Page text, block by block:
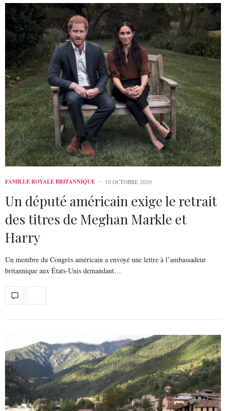
FAMILLE ROYALE BRITANNIQUE 10 OCTOBRE 2020
Un député américain exige le retrait
des titres de Meghan Markle et
Harry
Un membre du Congrès américain a envoyé une lettre à l’ambassadeur
britannique aux États-Unis demandant…